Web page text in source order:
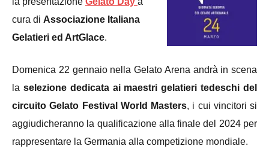
cura di Associazione Italiana
Gelatieri ed ArtGlace.
Domenica 22 gennaio nella Gelato Arena andrà in scena
la selezione dedicata ai maestri gelatieri tedeschi del
circuito Gelato Festival World Masters, i cui vincitori si
aggiudicheranno la qualificazione alla finale del 2024 per
rappresentare la Germania alla competizione mondiale.